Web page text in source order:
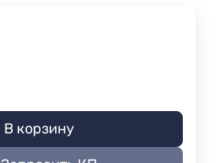
В корзину